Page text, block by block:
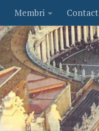
Membri Contact